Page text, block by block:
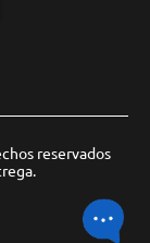
reservados